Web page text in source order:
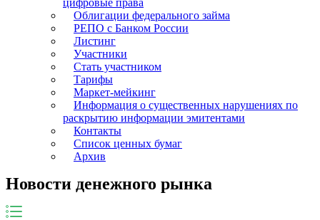
цифровые права
Облигации федерального займа
РЕПО с Банком России
Листинг
Участники
Стать участником
Тарифы
Маркет-мейкинг
Информация о существенных нарушениях по
раскрытию информации эмитентами
Контакты
Список ценных бумаг
Архив
Новости денежного рынка